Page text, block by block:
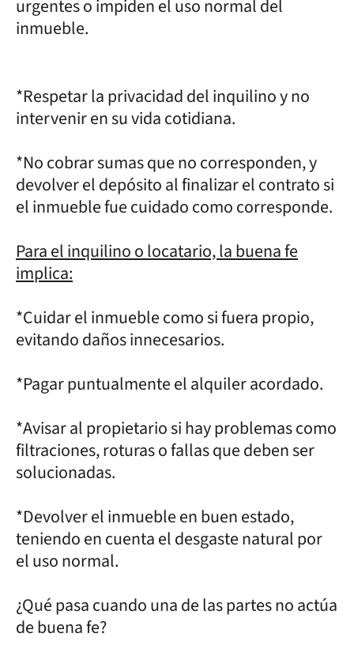
urgentes o impiden el uso normal del
inmueble.
*Respetar la privacidad del inquilino y no
intervenir en su vida cotidiana.
*No cobrar sumas que no corresponden, y
devolver el depósito al finalizar el contrato si
el inmueble fue cuidado como corresponde.
Para el inquilino o locatario, la buena fe
implica:
*Cuidar el inmueble como si fuera propio,
evitando daños innecesarios.
*Pagar puntualmente el alquiler acordado.
*Avisar al propietario si hay problemas como
filtraciones, roturas o fallas que deben ser
solucionadas.
*Devolver el inmueble en buen estado,
teniendo en cuenta el desgaste natural por
el uso normal.
¿Qué pasa cuando una de las partes no actúa
de buena fe?